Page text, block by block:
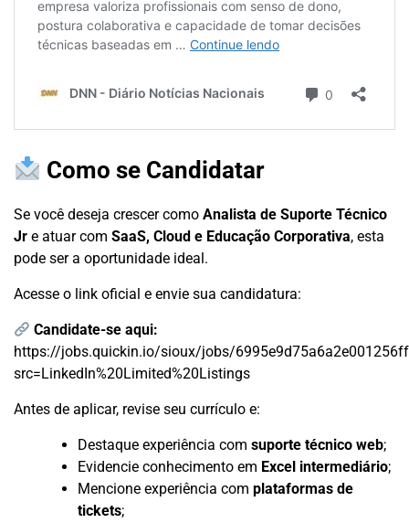
Como se Candidatar
Se você deseja crescer como Analista de Suporte Técnico
Jr e atuar com SaaS, Cloud e Educação Corporativa, esta
pode ser a oportunidade ideal.
Acesse o link oficial e envie sua candidatura:
Candidate-se aqui:
https://jobs.quickin.io/sioux/jobs/
src=LinkedIn%20Limited%20Listings
Antes de aplicar, revise seu currículo e:
Destaque experiência com suporte técnico web;
Evidencie conhecimento em Excel intermediário;
Mencione experiência com plataformas de
tickets;